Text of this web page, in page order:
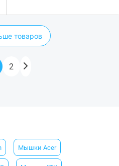
товаров
2
Мышки Acer